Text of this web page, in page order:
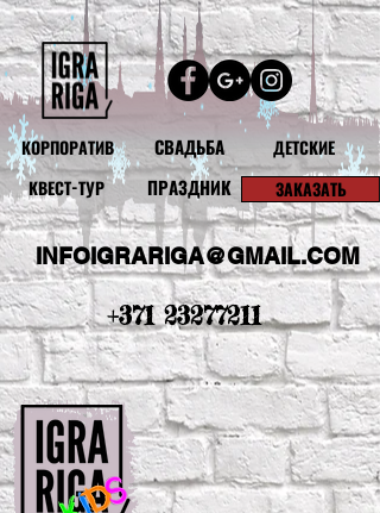
INFOIGRARIGA@GMAIL.COM
КОРПОРАТИВ ДЕТСКИЕ
СВАДЬБА
ПРАЗДНИК
КВЕСТ-ТУР ЗАКАЗАТЬ
+371 23277211